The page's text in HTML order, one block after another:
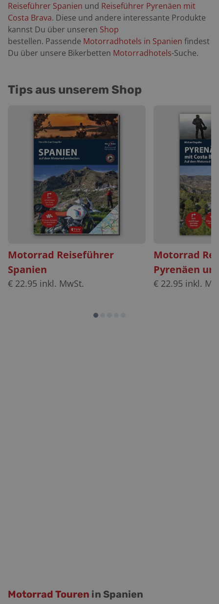
Reiseführer Spanien und Reiseführer Pyrenäen mit
Costa Brava. Diese und andere interessante Produkte
kannst Du über unseren Shop
bestellen. Passende Motorradhotels in Spanien findest
Du über unsere Bikerbetten Motorradhotels-Suche.
Tips aus unserem Shop
Motorrad Reiseführer
Spanien
€ 22.95 inkl. MwSt.
Motorrad
Pyrenäen
€ 22.95 inkl.
Motorrad Touren in Spanien